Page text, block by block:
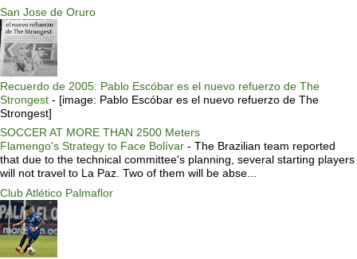
San Jose de Oruro
Recuerdo de 2005: Pablo Escóbar es el nuevo refuerzo de The
Strongest - [image: Pablo Escóbar es el nuevo refuerzo de The
Strongest]
SOCCER AT MORE THAN 2500 Meters
Flamengo's Strategy to Face Bolívar - The Brazilian team reported
that due to the technical committee's planning, several starting players
will not travel to La Paz. Two of them will be abse...
Club Atlético Palmaflor